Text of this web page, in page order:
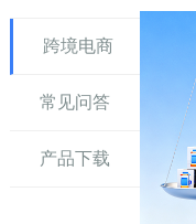
跨境电商
常见问答
产品下载